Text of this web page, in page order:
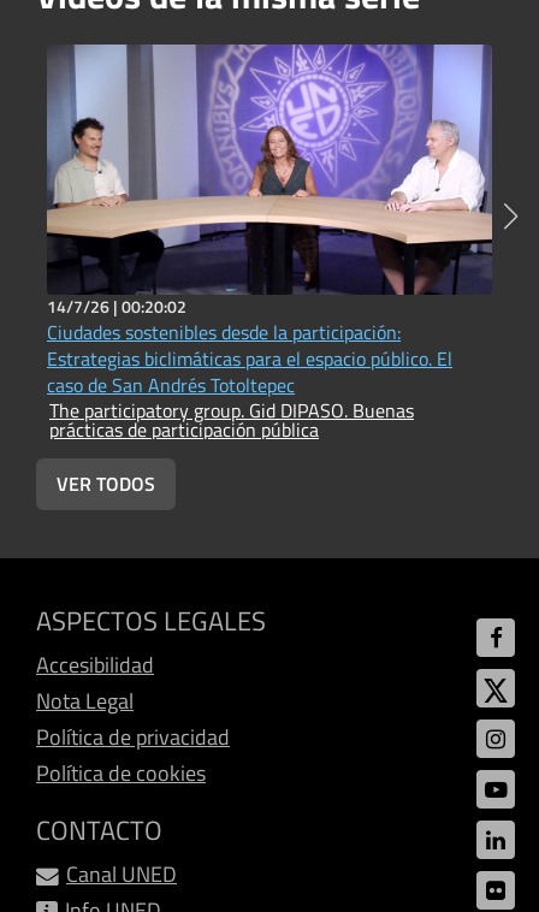
14/7/26 |00:20:02
Ciudades sostenibles desde la participación:
Estrategias biclimáticas para el espacio público. El
caso de San Andrés Totoltepec
The participatory group. Gid DIPASO. Buenas
prácticas de participación pública
VER TODOS
ASPECTOS LEGALES
Accesibilidad
Nota Legal
Política de privacidad
Política de cookies
CONTACTO
Canal UNED